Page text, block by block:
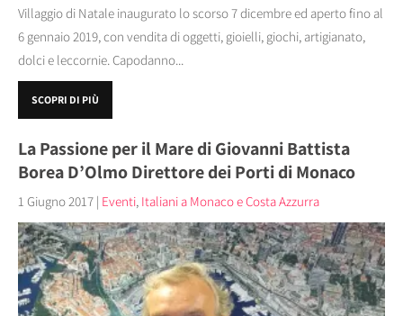
Villaggio di Natale inaugurato lo scorso 7 dicembre ed aperto fino al
6 gennaio 2019, con vendita di oggetti, gioielli, giochi, artigianato,
dolci e leccornie. Capodanno...
SCOPRI DI PIÙ
La Passione per il Mare di Giovanni Battista
Borea D’Olmo Direttore dei Porti di Monaco
1 Giugno 2017 | Eventi, Italiani a Monaco e Costa Azzurra